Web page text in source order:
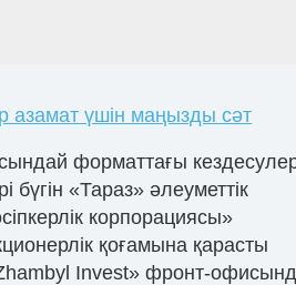
азамат үшін маңызды сәт
форматтағы
бүгін «Тараз» әлеуметтік
корпорациясы»
қоғамына қарасты
Invest» фронт-